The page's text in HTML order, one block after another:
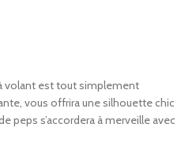
volant est tout simplement
vous offrira une silhouette chic
peps s’accordera à merveille avec